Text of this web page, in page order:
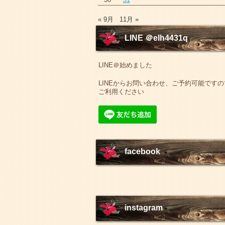
« 9月 11月 »
LINE ＠elh4431q
LINE＠始めました
LINEからお問い合わせ、ご予約可能です
ご利用ください
facebook
instagram